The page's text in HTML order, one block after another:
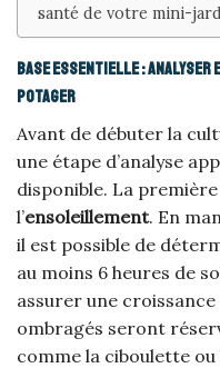
santé de votre mini-
Base essentielle :
potager
Avant de débuter la
une étape d’analyse
disponible. La
l’ensoleillement. En
il est possible de
au moins 6 heures de
assurer une
ombragés seront
comme la ciboulette